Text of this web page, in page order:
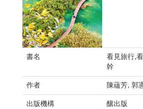
書名
看見旅行,
幹
作者 陳蘊芳, 郭
出版機構 釀出版